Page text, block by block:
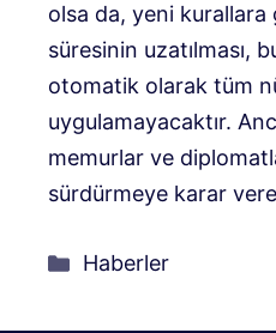
olsa da, yeni kurallara
süresinin uzatılması,
otomatik olarak tüm
uygulamayacaktır.
memurlar ve
sürdürmeye karar
Kategoriler
Haberler